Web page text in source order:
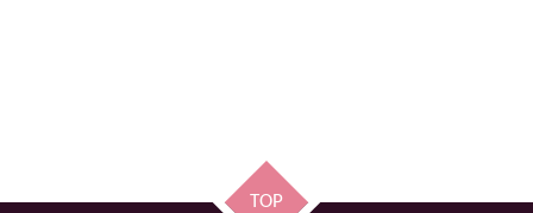
TOP